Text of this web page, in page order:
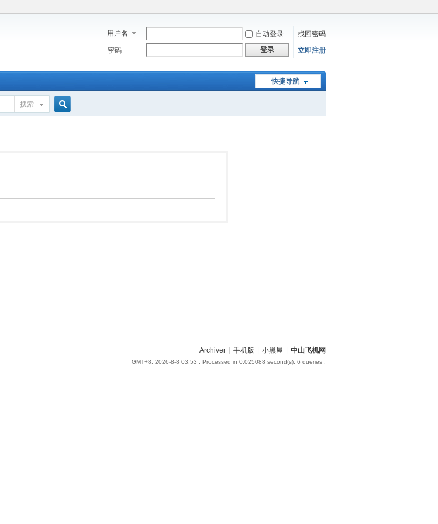
用户名 自动登录
找回密码
密码
登录 立即注册
快捷导航
搜索
Archiver 手机版 小黑屋 中山飞机网
GMT+8, 2026-8-8 03:53 , Processed in 0.025088 second(s), 6 queries .